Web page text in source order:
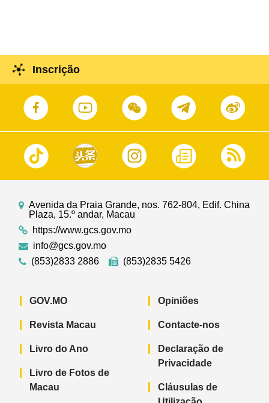
aperfeiçoamento particulares”.
Inscrição
Avenida da Praia Grande, nos. 762-804, Edif. China
Plaza, 15.º andar, Macau
https://www.gcs.gov.mo
info@gcs.gov.mo
(853)2833 2886
(853)2835 5426
GOV.MO
Revista Macau
Livro do Ano
Livro de Fotos de
Macau
Opiniões
Contacte-nos
Declaração de
Privacidade
Cláusulas de